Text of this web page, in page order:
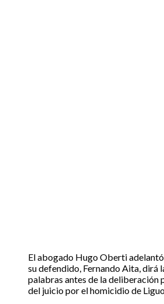
El abogado Hugo Oberti
su defendido, Fernando Aita, dirá
palabras antes de la deliberación
del juicio por el homicidio de